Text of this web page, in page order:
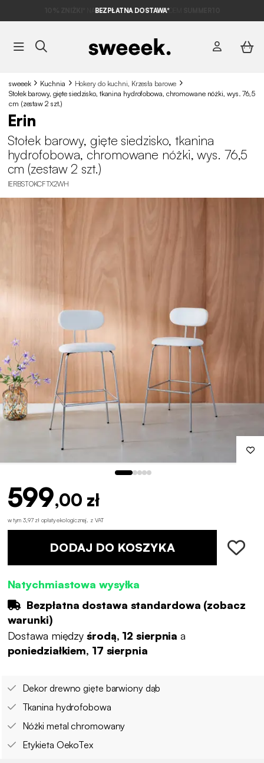
NA NASZE MEGA OFERTY Z KODEM
BEZPŁATNA DOSTAWA*
sweeek Kuchnia
Hokery do kuchni, Krzesła barowe
Stołek barowy, gięte siedzisko, tkanina hydrofobowa, chromowane nóżki, wys. 76,5
cm (zestaw 2 szt.)
Erin
Stołek barowy, gięte siedzisko, tkanina
hydrofobowa, chromowane nóżki, wys. 76,5
cm (zestaw 2 szt.)
IERBSTOKCFTX2WH
599,00 zł
w tym 3,97 zł opłaty ekologicznej z VAT
DODAJ DO KOSZYKA
Natychmiastowa wysyłka
Bezpłatna dostawa standardowa (zobacz
warunki)
Dostawa między środą, 12 sierpnia a
poniedziałkiem, 17 sierpnia
Dekor drewno gięte barwiony dąb
Tkanina hydrofobowa
Nóżki metal chromowany
Etykieta OekoTex